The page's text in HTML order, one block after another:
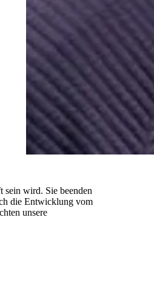
sein wird. Sie beenden
die Entwicklung vom
unsere